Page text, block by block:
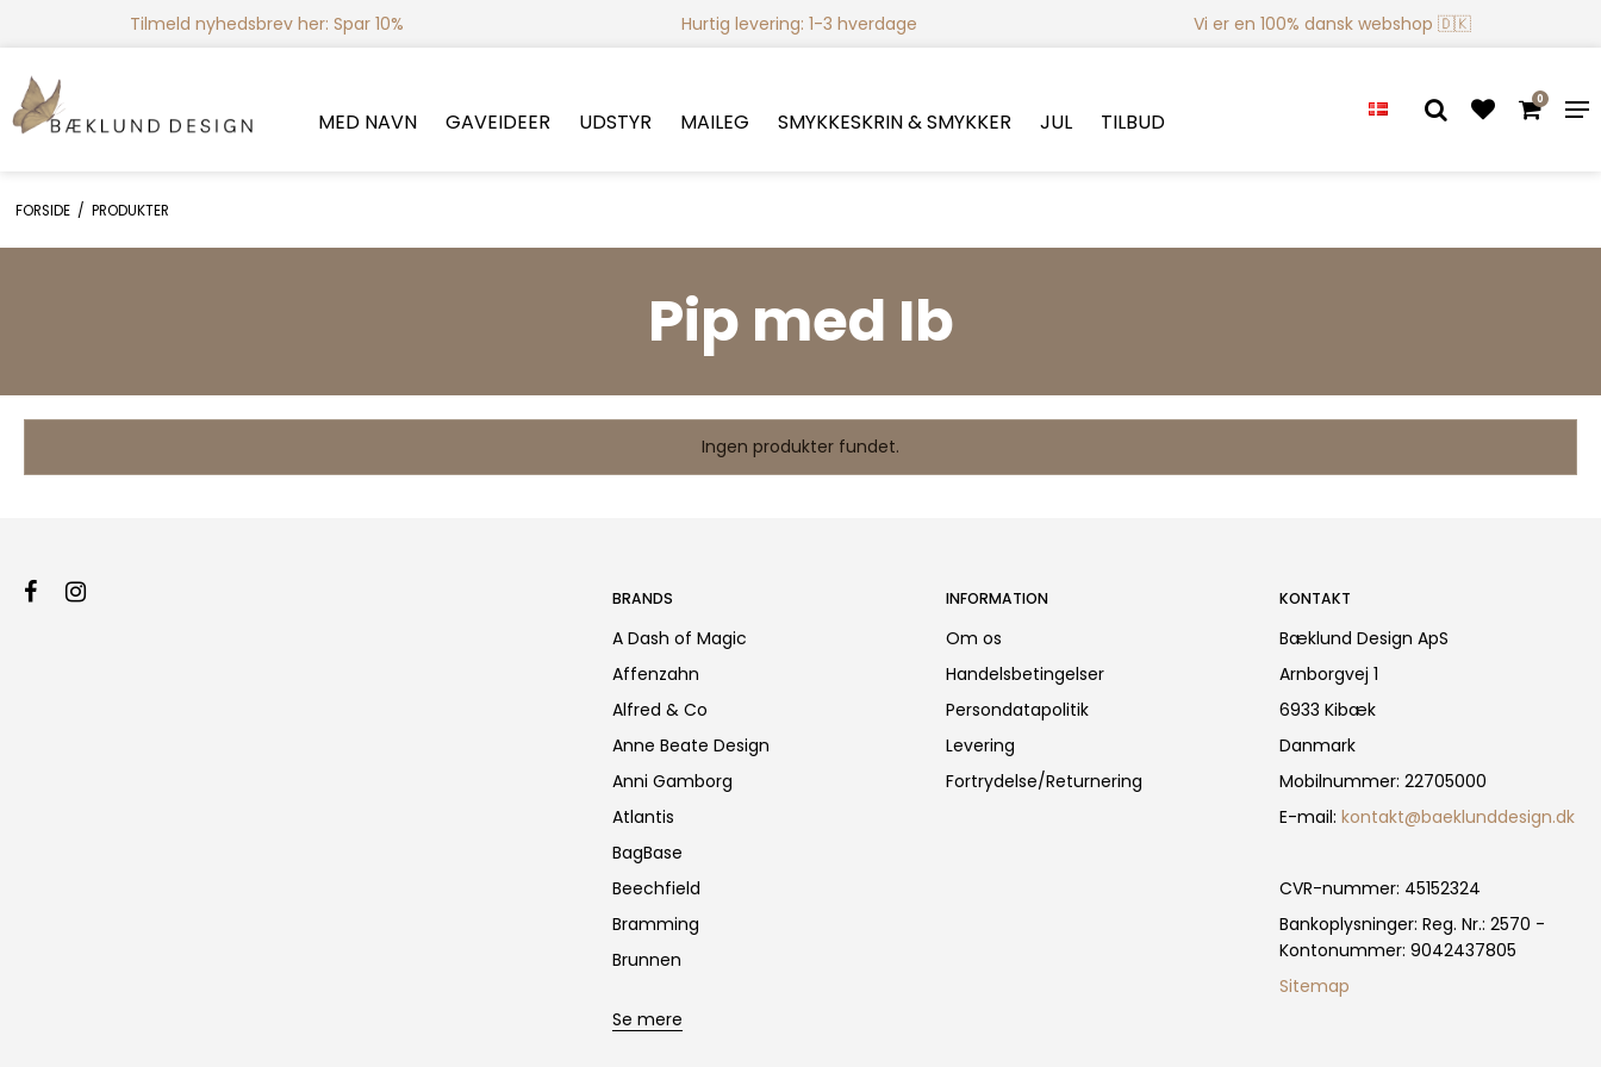
Tilmeld nyhedsbrev her: Spar 10% Hurtig levering: 1-3 hverdage Vi er en 100% dansk webshop 🇩🇰
MED NAVN GAVEIDEER UDSTYR MAILEG SMYKKESKRIN & SMYKKER JUL TILBUD
0
FORSIDE / PRODUKTER
Pip med Ib
Ingen produkter fundet.
BRANDS
A Dash of Magic
Affenzahn
Alfred & Co
Anne Beate Design
Anni Gamborg
Atlantis
BagBase
Beechfield
Bramming
Brunnen
Se mere
INFORMATION
Om os
Handelsbetingelser
Persondatapolitik
Levering
Fortrydelse/Returnering
KONTAKT
Bæklund Design ApS
Arnborgvej 1
6933 Kibæk
Danmark
Mobilnummer: 22705000
E-mail: kontakt@baeklunddesign.dk
CVR-nummer: 45152324
Bankoplysninger: Reg. Nr.: 2570 -
Kontonummer: 9042437805
Sitemap